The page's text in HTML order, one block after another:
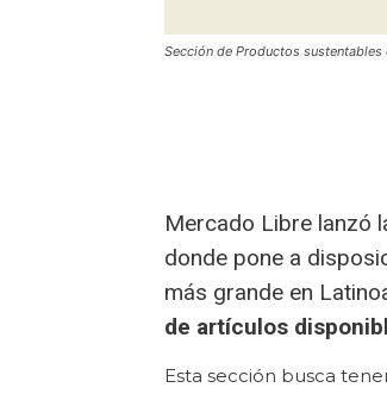
Sección de Productos sustentables
Mercado Libre lanzó
donde pone a
más grande en
de artículos
Esta sección busca